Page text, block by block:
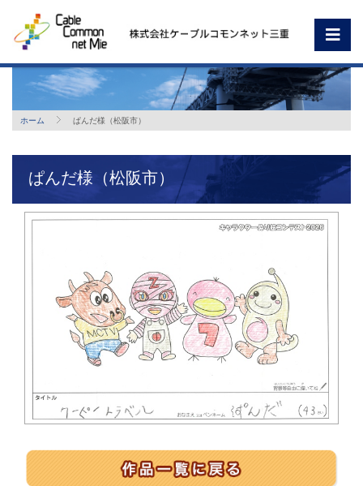
ホーム ぱんだ様（松阪市）
ぱんだ様（松阪市）